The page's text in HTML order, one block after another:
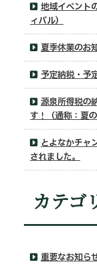
地域イベント
ィバル）
夏季休業のお
予定納税・予
源泉所得税の
す！（通称：夏の
とよなかチャ
されました。
カテゴ
重要なお知ら